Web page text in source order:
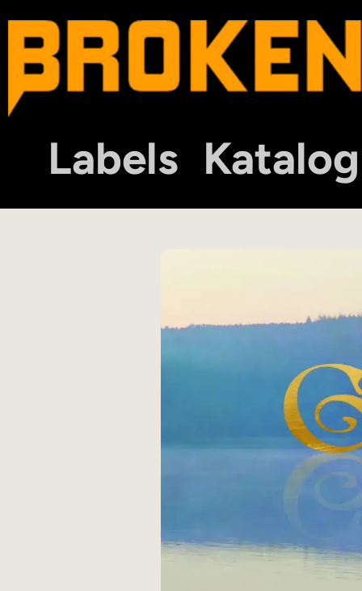
Labels Katalog